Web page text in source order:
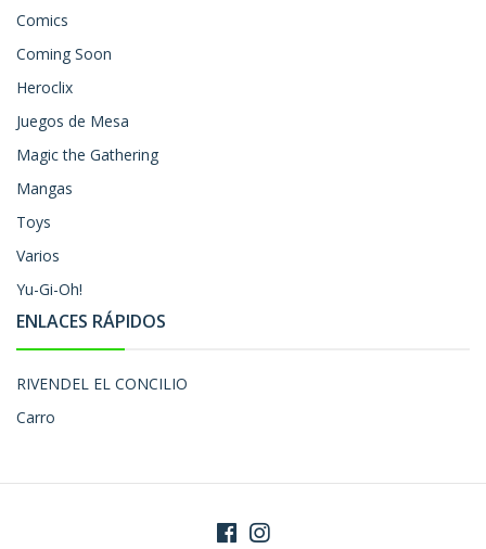
Comics
Coming Soon
Heroclix
Juegos de Mesa
Magic the Gathering
Mangas
Toys
Varios
Yu-Gi-Oh!
ENLACES RÁPIDOS
RIVENDEL EL CONCILIO
Carro